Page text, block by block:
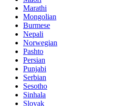
Marathi
Mongolian
Burmese
Nepali
Norwegian
Pashto
Persian
Punjabi
Serbian
Sesotho
Sinhala
Slovak